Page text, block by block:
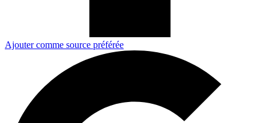
Ajouter comme source préférée